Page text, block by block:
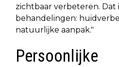
zichtbaar verbeteren. Dat
behandelingen:
natuurlijke aanpak."
Persoonlijke